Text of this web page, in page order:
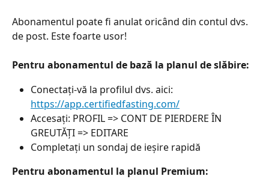
Abonamentul poate fi anulat oricând din contul dvs.
de post. Este foarte usor!
Pentru abonamentul de bază la planul de slăbire:
Conectați-vă la profilul dvs. aici:
https://app.certifiedfasting.com/
Accesați: PROFIL => CONT DE PIERDERE ÎN
GREUTĂȚI => EDITARE
Completați un sondaj de ieșire rapidă
Pentru abonamentul la planul Premium: